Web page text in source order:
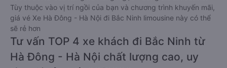
Hà Nội.
Giá vé xe limousine đi Bắc Ninh từ Hà Đông - Hà Nộirẻ nhất là
190000VND của hãng xe Hùng Ngọc - Sông Lìu Limousine.
Tùy thuộc vào vị trí ngồi của bạn và chương trình khuyến mãi,
giá vé Xe Hà Đông - Hà Nội đi Bắc Ninh limousine này có thể